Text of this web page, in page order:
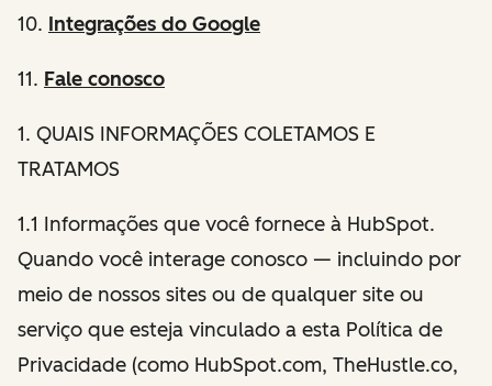
10. Integrações do Google
11. Fale conosco
1. QUAIS INFORMAÇÕES COLETAMOS E
TRATAMOS
1.1 Informações que você fornece à HubSpot.
Quando você interage conosco — incluindo por
meio de nossos sites ou de qualquer site ou
serviço que esteja vinculado a esta Política de
Privacidade (como HubSpot.com, TheHustle.co,